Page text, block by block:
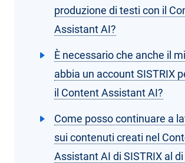
produzione di testi con il
Assistant AI?
È necessario che anche il
abbia un account SISTRIX
il Content Assistant AI?
Come posso continuare a
sui contenuti creati nel
Assistant AI di SISTRIX al di